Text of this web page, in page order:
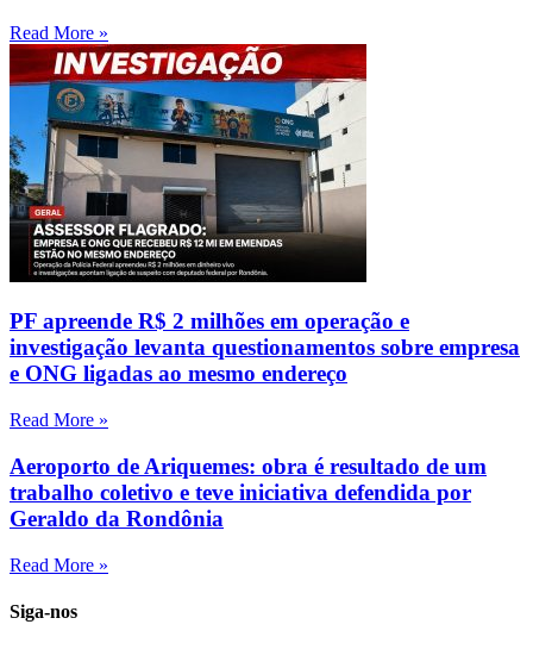
Read More »
PF apreende R$ 2 milhões em operação e
investigação levanta questionamentos sobre empresa
e ONG ligadas ao mesmo endereço
Read More »
Aeroporto de Ariquemes: obra é resultado de um
trabalho coletivo e teve iniciativa defendida por
Geraldo da Rondônia
Read More »
Siga-nos